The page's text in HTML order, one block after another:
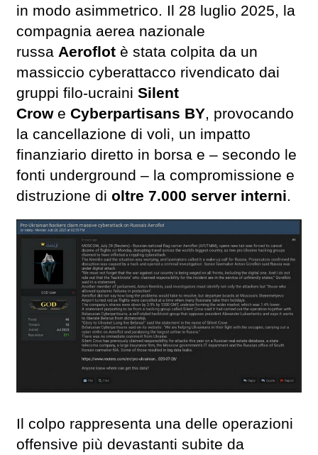
in modo asimmetrico. Il 28 luglio 2025, la
compagnia aerea nazionale
russa Aeroflot è stata colpita da un
massiccio cyberattacco rivendicato dai
gruppi filo-ucraini Silent
Crowe Cyberpartisans BY, provocando
la cancellazione di voli, un impatto
finanziario diretto in borsa e – secondo le
fonti underground – la compromissione e
distruzione di oltre 7.000 server interni.
Il colpo rappresenta una delle operazioni
offensive più devastanti subite da